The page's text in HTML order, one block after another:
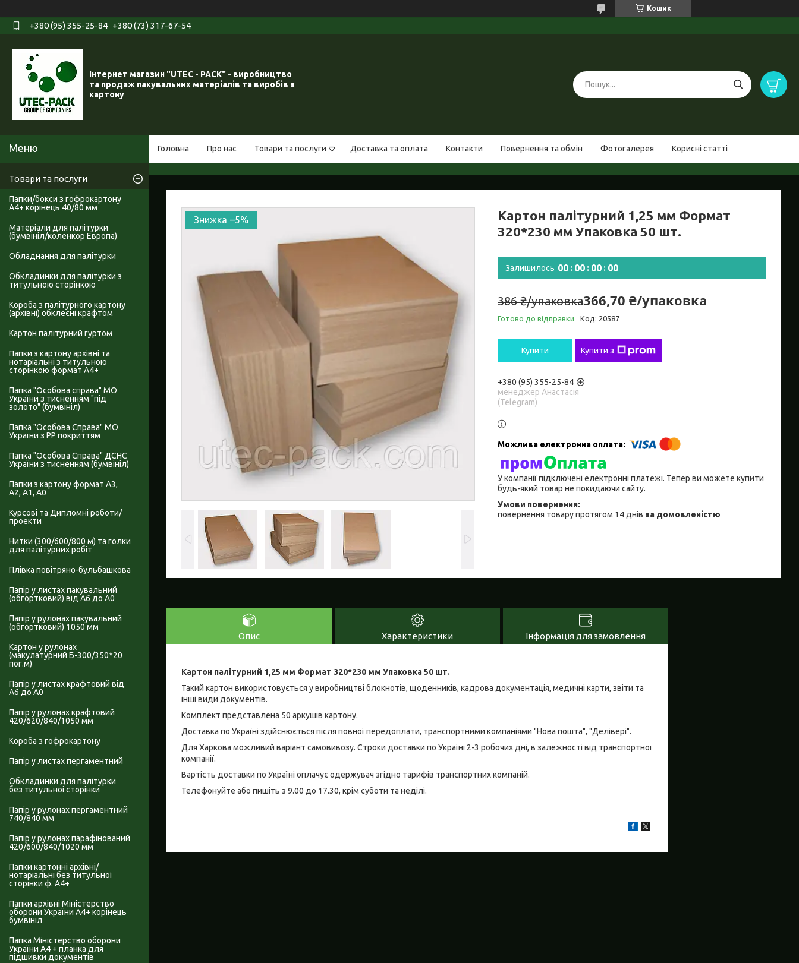
Кошик
+380 (95) 355-25-84 +380 (73) 317-67-54
Інтернет магазин "UTEC - PACK" - виробництво
та продаж пакувальних матеріалів та виробів з
картону
Головна Про нас Товари та послуги Доставка та оплата Контакти Повернення та обмін Фотогалерея Корисні статті
–5%
Картон палітурний 1,25 мм Формат
320*230 мм Упаковка 50 шт.
Залишилось 00 00 00 00
386 ₴/упаковка366,70 ₴/упаковка
Готово до відправки Код: 20587
Купити Купити з
+380 (95) 355-25-84
менеджер Анастасія
(Telegram)
У компанії підключені електронні платежі. Тепер ви можете купити
будь-який товар не покидаючи сайту.
повернення товару протягом 14 днів за домовленістю
Опис Характеристики Інформація для замовлення
Картон палітурний 1,25 мм Формат 320*230 мм Упаковка 50 шт.
Такий картон використовується у виробництві блокнотів, щоденників, кадрова документація, медичні карти, звіти та
інші види документів.
Комплект представлена 50 аркушів картону.
Доставка по Україні здійснюється після повної передоплати, транспортними компаніями "Нова пошта", "Делівері".
Для Харкова можливий варіант самовивозу. Строки доставки по Україні 2-3 робочих дні, в залежності від транспортної
компанії.
Вартість доставки по Україні оплачує одержувач згідно тарифів транспортних компаній.
Телефонуйте або пишіть з 9.00 до 17.30, крім суботи та неділі.
Товари та послуги
Папки/бокси з гофрокартону
А4+ корінець 40/80 мм
Матеріали для палітурки
(бумвініл/коленкор Европа)
Обладнання для палітурки
Обкладинки для палітурки з
титульною сторінкою
Короба з палітурного картону
(архівні) обклеєні крафтом
Картон палітурний гуртом
Папки з картону архівні та
нотаріальні з титульною
сторінкою формат А4+
Папка "Особова справа" МО
України з тисненням "під
золото" (бумвініл)
Папка "Особова Справа" МО
України з PP покриттям
Папка "Особова Справа" ДСНС
України з тисненням (бумвініл)
Папки з картону формат А3,
А2, А1, А0
Курсові та Дипломні роботи/
проекти
Нитки (300/600/800 м) та голки
для палітурних робіт
Плівка повітряно-бульбашкова
Папір у листах пакувальний
(обгортковий) від А6 до А0
Папір у рулонах пакувальний
(обгортковий) 1050 мм
Картон у рулонах
(макулатурний Б-300/350*20
пог.м)
Папір у листах крафтовий від
А6 до А0
Папір у рулонах крафтовий
420/620/840/1050 мм
Короба з гофрокартону
Папір у листах пергаментний
Обкладинки для палітурки
без титульноі сторінки
Папір у рулонах пергаментний
740/840 мм
Папір у рулонах парафінований
420/600/840/1020 мм
Папки картонні архівні/
нотаріальні без титульної
сторінки ф. А4+
Папки архівні Міністерство
оборони України А4+ корінець
бумвініл
Папка Міністерство оборони
України А4 + планка для
підшивки документів